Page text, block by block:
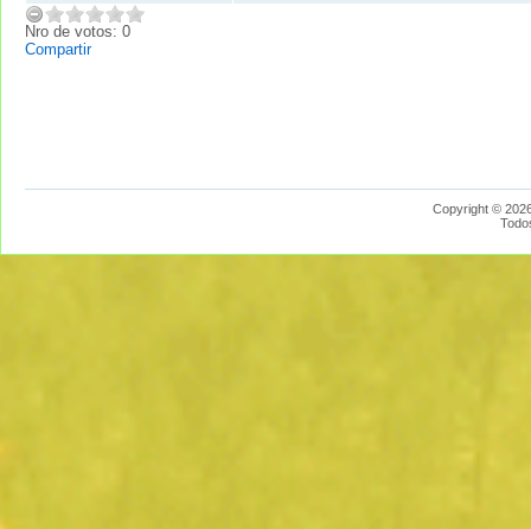
Nro de votos: 0
Compartir
Copyright ©